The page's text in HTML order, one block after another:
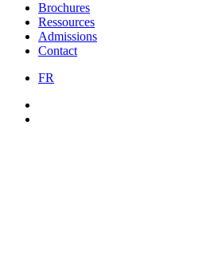
Brochures
Ressources
Admissions
Contact
FR